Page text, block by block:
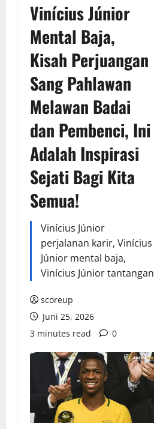
Vinícius Júnior
Mental Baja,
Kisah Perjuangan
Sang Pahlawan
Melawan Badai
dan Pembenci, Ini
Adalah Inspirasi
Sejati Bagi Kita
Semua!
Vinícius Júnior
perjalanan karir, Vinícius
Júnior mental baja,
Vinícius Júnior tantangan
scoreup
Juni 25, 2026
3 minutes read
0